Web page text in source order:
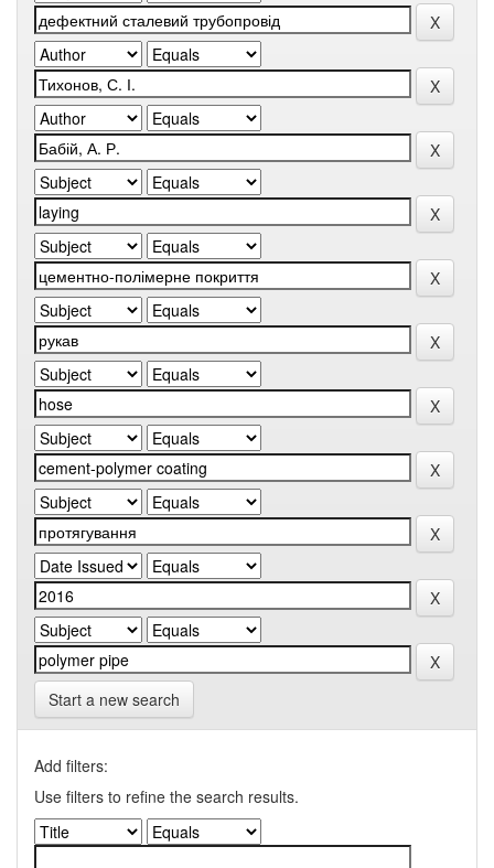
Start a new search
Add filters:
Use filters to refine the search results.